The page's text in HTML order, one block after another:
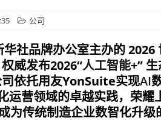
公司
社品牌办公室主办的
威发布2026“人工智能+”
依托用友YonSuite实现AI
运营领域的卓越实践，荣耀
为传统制造企业数智化升级